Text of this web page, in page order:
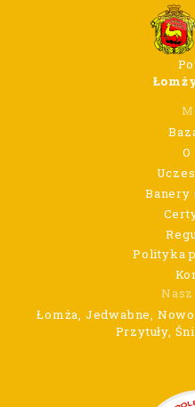
O
Banery
Polityka
Łomża, Jedwabne,
Przytuły,